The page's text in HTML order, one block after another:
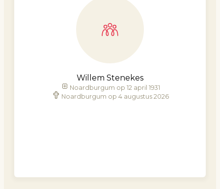
Willem Stenekes
Noardburgum op 12 april 1931
Noardburgum op 4 augustus 2026